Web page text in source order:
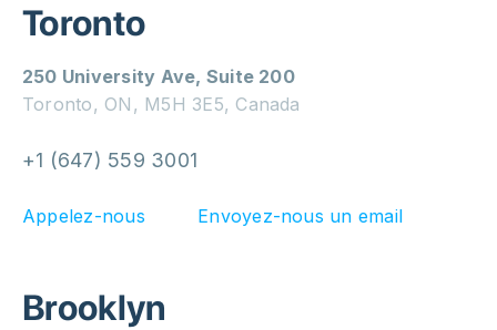
Toronto
250 University Ave, Suite 200
Toronto, ON, M5H 3E5, Canada
+1 (647) 559 3001
Appelez-nous Envoyez-nous un email
Brooklyn